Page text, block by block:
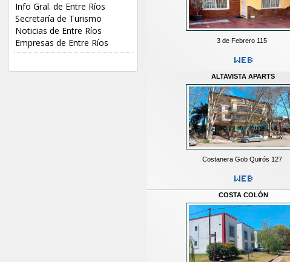
Info Gral. de Entre Ríos
Secretaría de Turismo
Noticias de Entre Ríos
Empresas de Entre Ríos
3 de Febrero 115
ALTAVISTA APARTS
Costanera Gob Quirós 127
COSTA COLÓN